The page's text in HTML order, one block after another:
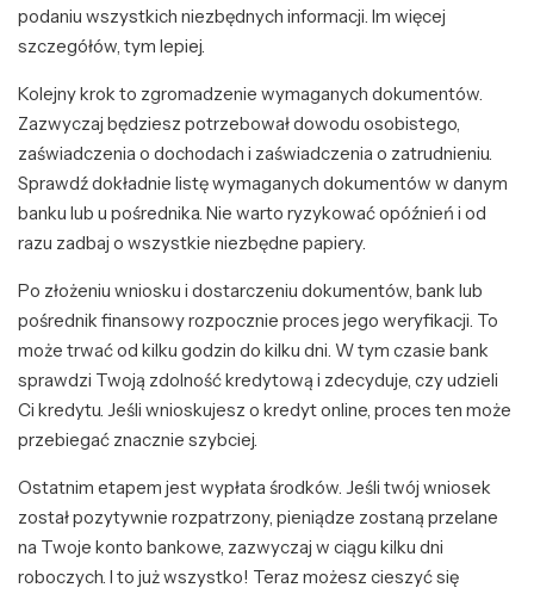
podaniu wszystkich niezbędnych informacji. Im więcej
szczegółów, tym lepiej.
Kolejny krok to zgromadzenie wymaganych dokumentów.
Zazwyczaj będziesz potrzebował dowodu osobistego,
zaświadczenia o dochodach i zaświadczenia o zatrudnieniu.
Sprawdź dokładnie listę wymaganych dokumentów w danym
banku lub u pośrednika. Nie warto ryzykować opóźnień i od
razu zadbaj o wszystkie niezbędne papiery.
Po złożeniu wniosku i dostarczeniu dokumentów, bank lub
pośrednik finansowy rozpocznie proces jego weryfikacji. To
może trwać od kilku godzin do kilku dni. W tym czasie bank
sprawdzi Twoją zdolność kredytową i zdecyduje, czy udzieli
Ci kredytu. Jeśli wnioskujesz o kredyt online, proces ten może
przebiegać znacznie szybciej.
Ostatnim etapem jest wypłata środków. Jeśli twój wniosek
został pozytywnie rozpatrzony, pieniądze zostaną przelane
na Twoje konto bankowe, zazwyczaj w ciągu kilku dni
roboczych. I to już wszystko! Teraz możesz cieszyć się